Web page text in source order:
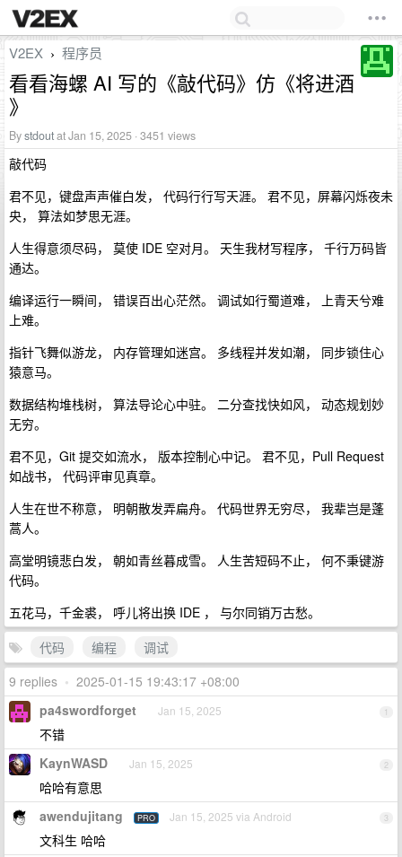
V2EX › 程序员
看看海螺 AI 写的《敲代码》仿《将进酒
》
Bystdoutat Jan 15, 2025 · 3451 views
敲代码
君不见，键盘声声催白发， 代码行行写天涯。 君不见，屏幕闪烁夜未
央， 算法如梦思无涯。
人生得意须尽码， 莫使 IDE 空对月。 天生我材写程序， 千行万码皆
通达。
编译运行一瞬间， 错误百出心茫然。 调试如行蜀道难， 上青天兮难
上难。
指针飞舞似游龙， 内存管理如迷宫。 多线程并发如潮， 同步锁住心
猿意马。
数据结构堆栈树， 算法导论心中驻。 二分查找快如风， 动态规划妙
无穷。
君不见，Git 提交如流水， 版本控制心中记。 君不见，Pull Request
如战书， 代码评审见真章。
人生在世不称意， 明朝散发弄扁舟。 代码世界无穷尽， 我辈岂是蓬
蒿人。
高堂明镜悲白发， 朝如青丝暮成雪。 人生苦短码不止， 何不秉键游
代码。
五花马，千金裘， 呼儿将出换 IDE ， 与尔同销万古愁。
代码
编程
调试
9 replies • 2025-01-15 19:43:17 +08:00
1
pa4swordforget Jan 15, 2025
不错
2
KaynWASD Jan 15, 2025
哈哈有意思
3
awendujitang PRO Jan 15, 2025 via Android
文科生 哈哈